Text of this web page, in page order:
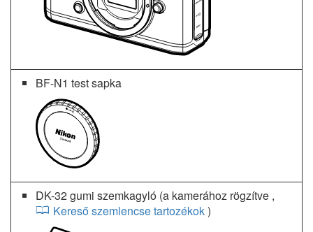
BF-N1 test sapka
DK-32 gumi szemkagyló (a kamerához rögzítve ,
Kereső szemlencse tartozékok)